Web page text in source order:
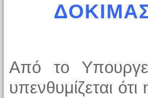
Από το
υπενθυμίζεται